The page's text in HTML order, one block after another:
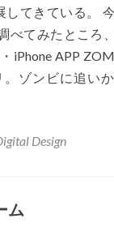
してきている。
べてみたところ
iPhone APP
ゾンビに追い
Design
ム